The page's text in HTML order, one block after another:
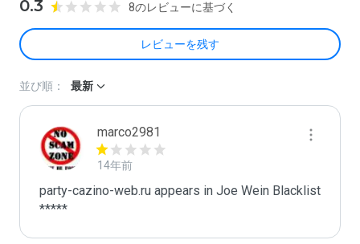
0.3 8のレビューに基づく
レビューを残す
並び順： 最新
marco2981
14年前
party-cazino-web.ru appears in Joe Wein Blacklist
*****